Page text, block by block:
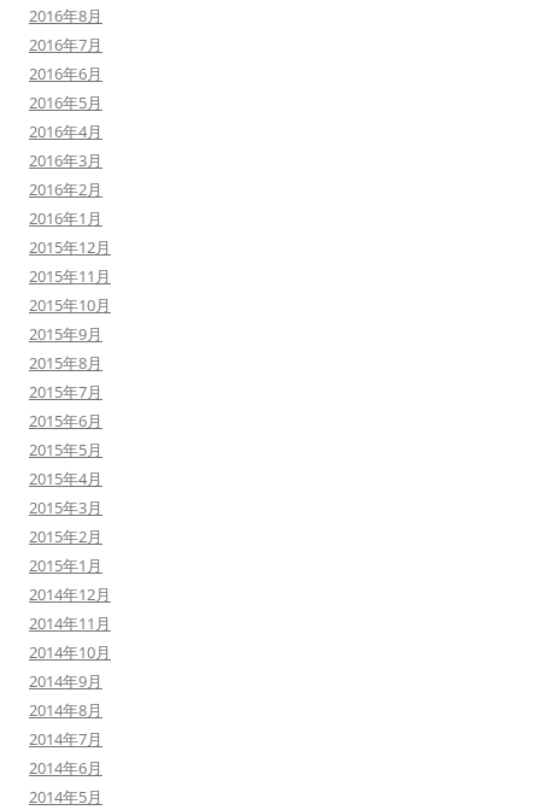
2016年8月
2016年7月
2016年6月
2016年5月
2016年4月
2016年3月
2016年2月
2016年1月
2015年12月
2015年11月
2015年10月
2015年9月
2015年8月
2015年7月
2015年6月
2015年5月
2015年4月
2015年3月
2015年2月
2015年1月
2014年12月
2014年11月
2014年10月
2014年9月
2014年8月
2014年7月
2014年6月
2014年5月